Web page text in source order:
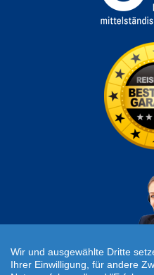
Wir und ausgewählte Dritte
Ihrer Einwilligung, für andere